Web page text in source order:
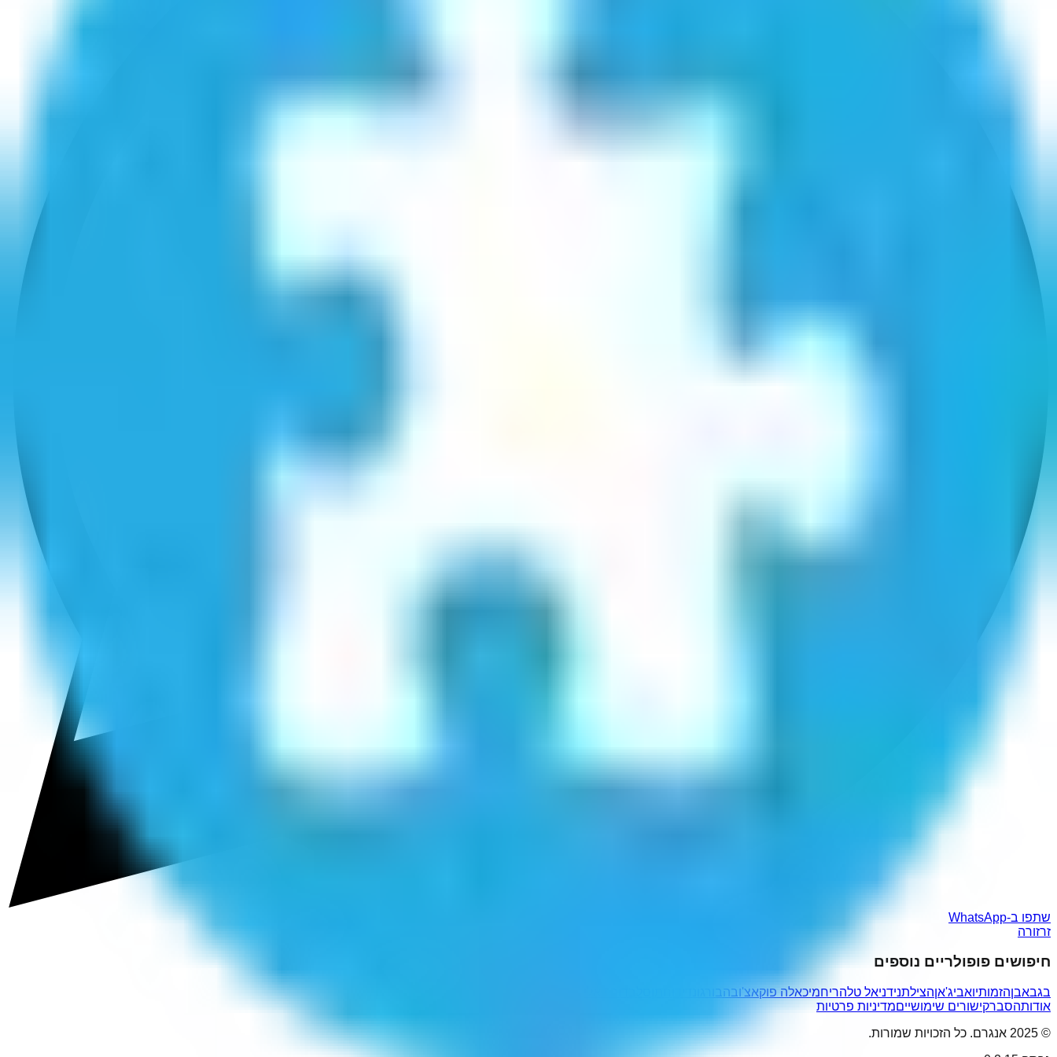
שתפו ב-WhatsApp
זרזורה
חיפושים פופולריים נוספים
בגבאבןהזמותיואביג'אןהצילתנידניאל טלהריחמיכאלה פוקאצ'ובה
אודותהסברקישורים שימושייםמדיניות פרטיות
© 2025 אנגרם. כל הזכויות שמורות.